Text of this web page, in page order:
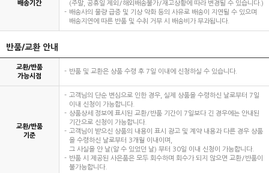
배송기간
(주말, 공휴일 제외/해외배송불가/재고상황에 따라 변경될 수 있습니다.)
배송사의 물량 급증 및 기상 악화 등의 사유로 배송이 지연될 수 있으며
배송지연에 따른 반품 및 수취 거부 시 배송비가 부과됩니다.
반품/교환 안내
교환/반품
가능시점
반품 및 교환은 상품 수령 후 7일 이내에 신청하실 수 있습니다.
교환/반품
기준
고객님의 단순 변심으로 인한 경우, 실제 상품을 수령하신 날로부터 7일
이내 신청이 가능합니다.
상품상세 정보에 표시된 교환/반품 기간이 7일보다 긴 경우에는 안내된
기간으로 신청이 가능합니다.
고객님이 받으신 상품의 내용이 표시 광고 및 계약 내용과 다른 경우 상품
을 수령하신 날로부터 3개월 이내이며,
그 사실을 안 날(알 수 있었던 날) 부터 30일 이내 신청이 가능합니다.
반품 시 제공된 사은품은 모두 회수하며 회수가 되지 않으면 교환/반품이
불가능합니다.